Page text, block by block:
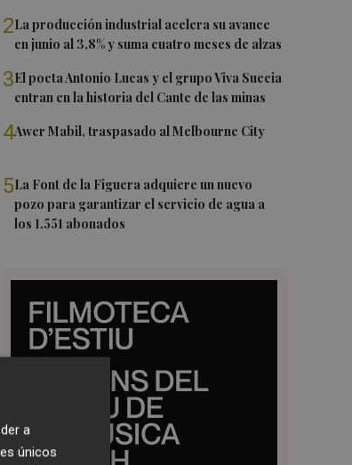
2La producción industrial acelera su avance
en junio al 3,8% y suma cuatro meses de alzas
3El poeta Antonio Lucas y el grupo Viva Suecia
entran en la historia del Cante de las minas
4Awer Mabil, traspasado al Melbourne City
5La Font de la Figuera adquiere un nuevo
pozo para garantizar el servicio de agua a
los 1.551 abonados
a
únicos